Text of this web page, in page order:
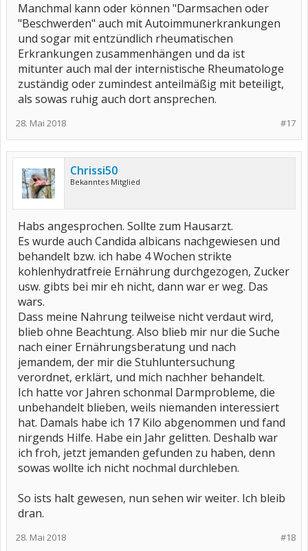
Hat sich ja nun alles erledigt. Ich lasse den Kefir sein, trinke keinen
Kombucha mehr, und versuche über die Hausärztin mit meinem
Gedärm weiterzukommen. Ich lass da jetzt nicht locker. Wird schon
werden.
Manchmal kann oder können "Darmsachen oder
"Beschwerden" auch mit Autoimmunerkrankungen
und sogar mit entzündlich rheumatischen
Erkrankungen zusammenhängen und da ist
mitunter auch mal der internistische Rheumatologe
zuständig oder zumindest anteilmäßig mit beteiligt,
als sowas ruhig auch dort ansprechen.
#17
28. Mai 2018
Chrissi50
Bekanntes Mitglied
Habs angesprochen. Sollte zum Hausarzt.
Es wurde auch Candida albicans nachgewiesen und
behandelt bzw. ich habe 4 Wochen strikte
kohlenhydratfreie Ernährung durchgezogen, Zucker
usw. gibts bei mir eh nicht, dann war er weg. Das
wars.
Dass meine Nahrung teilweise nicht verdaut wird,
blieb ohne Beachtung. Also blieb mir nur die Suche
nach einer Ernährungsberatung und nach
jemandem, der mir die Stuhluntersuchung
verordnet, erklärt, und mich nachher behandelt.
Ich hatte vor Jahren schonmal Darmprobleme, die
unbehandelt blieben, weils niemanden interessiert
hat. Damals habe ich 17 Kilo abgenommen und fand
nirgends Hilfe. Habe ein Jahr gelitten. Deshalb war
ich froh, jetzt jemanden gefunden zu haben, denn
sowas wollte ich nicht nochmal durchleben.
So ists halt gewesen, nun sehen wir weiter. Ich bleib
dran.
#18
28. Mai 2018